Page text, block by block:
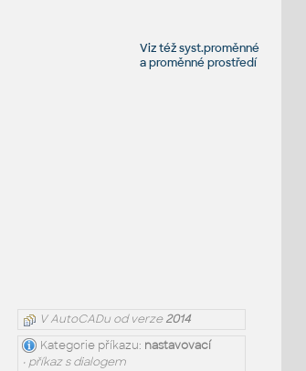
Viz téžsyst.proměnné
aproměnné prostředí
V AutoCADu od verze2014
Kategorie příkazu: nastavovací
• příkaz s dialogem